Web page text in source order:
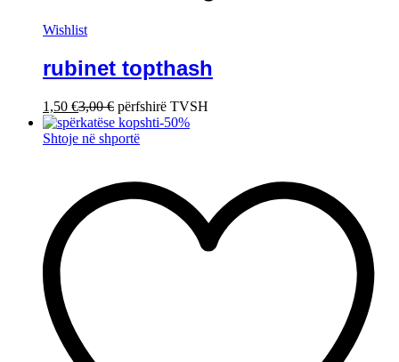
Wishlist
rubinet topthash
1,50 €3,00€ përfshirë TVSH
-50%
Shtoje në shportë